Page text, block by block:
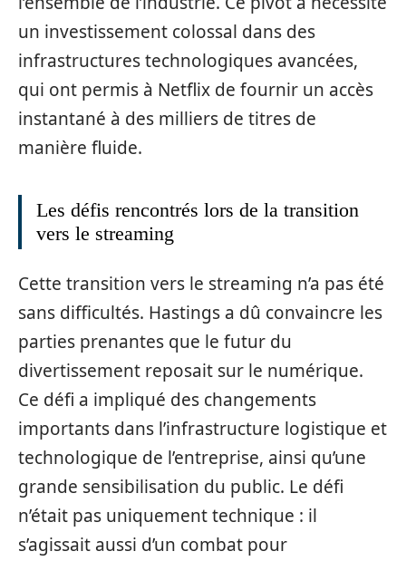
un investissement colossal dans des
infrastructures technologiques avancées,
qui ont permis à Netflix de fournir un accès
instantané à des milliers de titres de
manière fluide.
Les défis rencontrés lors de la transition
vers le streaming
Cette transition vers le streaming n’a pas été
sans difficultés. Hastings a dû convaincre les
parties prenantes que le futur du
divertissement reposait sur le numérique.
Ce défi a impliqué des changements
importants dans l’infrastructure logistique et
technologique de l’entreprise, ainsi qu’une
grande sensibilisation du public. Le défi
n’était pas uniquement technique : il
s’agissait aussi d’un combat pour